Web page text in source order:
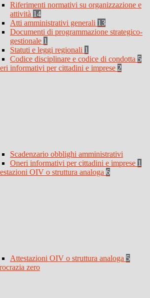
Riferimenti normativi su organizzazione e
attività 14
Atti amministrativi generali 13
Documenti di programmazione strategico-
gestionale 1
Statuti e leggi regionali 1
Codice disciplinare e codice di condotta 5
informativi per cittadini e imprese 2
Scadenzario obblighi amministrativi
Oneri informativi per cittadini e imprese 1
OIV o struttura analoga 6
Attestazioni OIV o struttura analoga 5
zero